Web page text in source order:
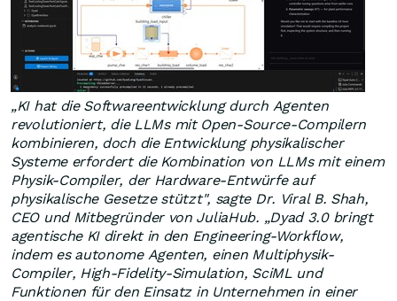
„KI hat die Softwareentwicklung durch Agenten
revolutioniert, die LLMs mit Open-Source-Compilern
kombinieren, doch die Entwicklung physikalischer
Systeme erfordert die Kombination von LLMs mit einem
Physik-Compiler, der Hardware-Entwürfe auf
physikalische Gesetze stützt", sagte Dr. Viral B. Shah,
CEO und Mitbegründer von JuliaHub. „Dyad 3.0 bringt
agentische KI direkt in den Engineering-Workflow,
indem es autonome Agenten, einen Multiphysik-
Compiler, High-Fidelity-Simulation, SciML und
Funktionen für den Einsatz in Unternehmen in einer